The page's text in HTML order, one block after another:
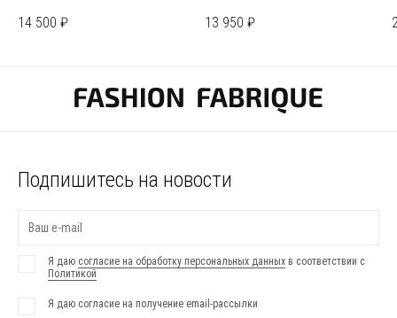
14 500 ₽ 13 950 ₽
Подпишитесь на новости
Я даю согласие на обработку персональных данных в соответствии с
Политикой
Я даю согласие на получение email-рассылки